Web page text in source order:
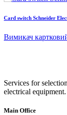
Card switch Schneider
Вимикач
Services for
electrical equipment.
Main Office